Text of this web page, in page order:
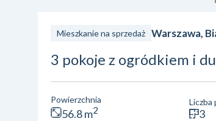
Mieszkanie na sprzedaż Warszawa,
3 pokoje z ogródkiem i
Powierzchnia
56.8 m2
Liczba
3